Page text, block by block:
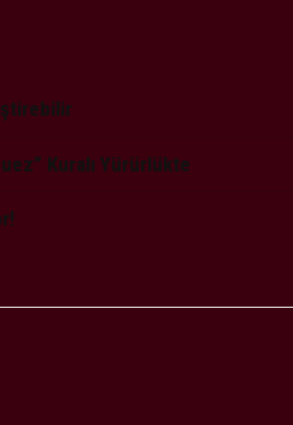
Kuralı Yürürlükte